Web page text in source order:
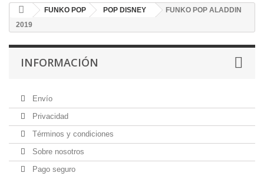
FUNKO POP POP DISNEY
FUNKO POP ALADDIN
2019
INFORMACIÓN
Envío
Privacidad
Términos y condiciones
Sobre nosotros
Pago seguro